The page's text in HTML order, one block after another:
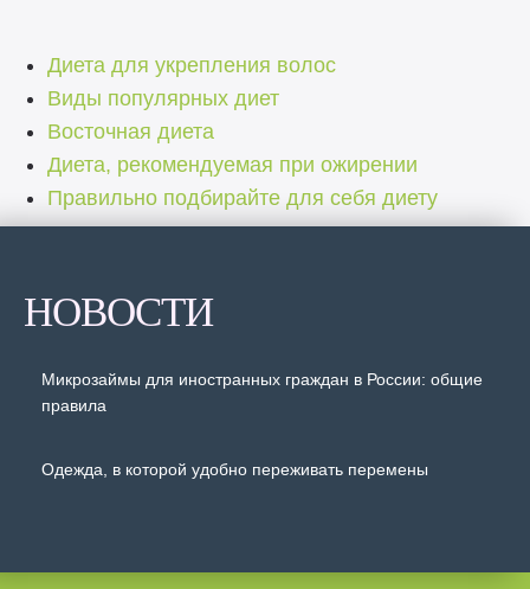
Диета для укрепления волос
Виды популярных диет
Восточная диета
Диета, рекомендуемая при ожирении
Правильно подбирайте для себя диету
НОВОСТИ
Микрозаймы для иностранных граждан в России: общие
правила
Одежда, в которой удобно переживать перемены